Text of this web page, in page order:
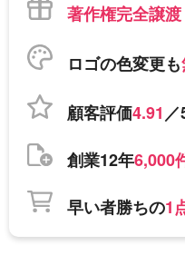
著作権完全譲渡
ロゴの色変更も
顧客評価4.91
創業12年6,000
早い者勝ちの1